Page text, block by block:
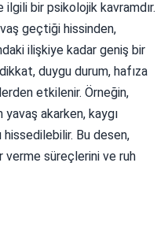
bir psikolojik kavramdır.
geçtiği hissinden,
ilişkiye kadar geniş bir
duygu durum, hafıza
etkilenir. Örneğin,
akarken, kaygı
hissedilebilir. Bu desen,
verme süreçlerini ve ruh